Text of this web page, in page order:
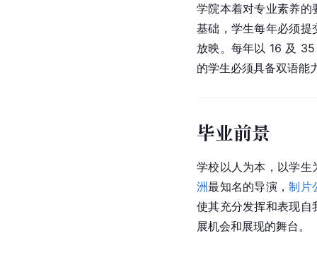
学院本着对专业素养的
基础，学生每年必须提
放映。每年以 16 及
的学生必须具备双语能
毕业前景
学校以人为本，以学
洲最知名的导演，制片
使其充分发挥和表现自
展机会和展现的舞台。